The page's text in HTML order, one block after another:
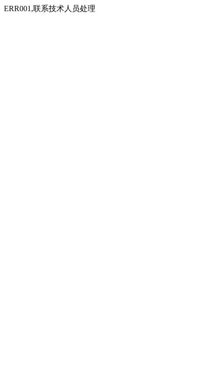
ERR001,联系技术人员处理